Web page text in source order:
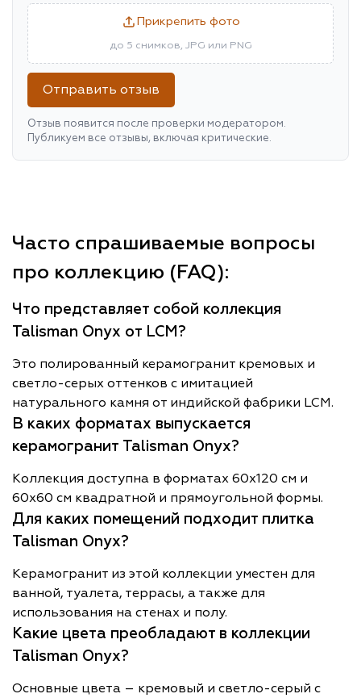
Прикрепить фото
до 5 снимков, JPG или PNG
Отправить отзыв
Отзыв появится после проверки модератором.
Публикуем все отзывы, включая критические.
Часто спрашиваемые вопросы
про коллекцию (FAQ):
Что представляет собой коллекция
Talisman Onyx от LCM?
Это полированный керамогранит кремовых и
светло-серых оттенков с имитацией
натурального камня от индийской фабрики LCM.
В каких форматах выпускается
керамогранит Talisman Onyx?
Коллекция доступна в форматах 60х120 см и
60х60 см квадратной и прямоугольной формы.
Для каких помещений подходит плитка
Talisman Onyx?
Керамогранит из этой коллекции уместен для
ванной, туалета, террасы, а также для
использования на стенах и полу.
Какие цвета преобладают в коллекции
Talisman Onyx?
Основные цвета – кремовый и светло-серый с